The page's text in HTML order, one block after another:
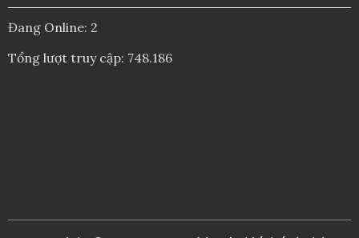
Đang Online: 2
Tổng lượt truy cập: 748.186